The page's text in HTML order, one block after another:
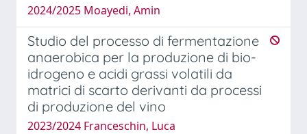
2024/2025 Moayedi, Amin
Studio del processo di fermentazione
anaerobica per la produzione di bio-
idrogeno e acidi grassi volatili da
matrici di scarto derivanti da processi
di produzione del vino
2023/2024 Franceschin, Luca